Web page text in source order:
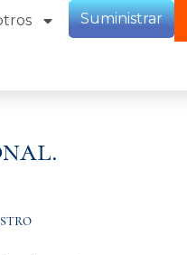
Suministrar